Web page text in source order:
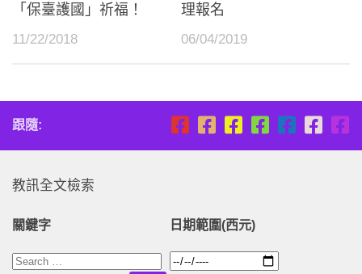
「保臺護國」祈福！
11/22/2018
理報名
06/04/2019
跟隨:
教訊全文檢索
關鍵字 日期範圍(西元)